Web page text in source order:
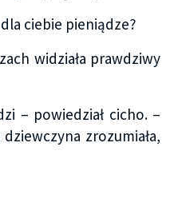
ciebie pieniądze?
widziała prawdziwy
– powiedział cicho. –
zrozumiała,